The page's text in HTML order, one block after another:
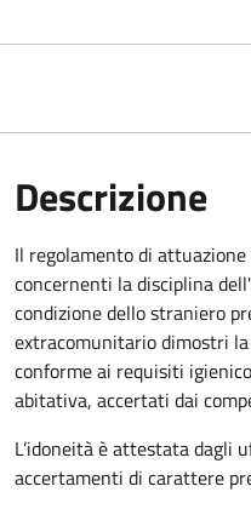
Descrizione
Il regolamento di
concernenti la disciplina
condizione dello straniero
extracomunitario dimostri
conforme ai requisiti
abitativa, accertati dai
L’idoneità è attestata dagli
accertamenti di carattere